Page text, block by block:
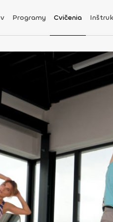
Programy Cvičenia